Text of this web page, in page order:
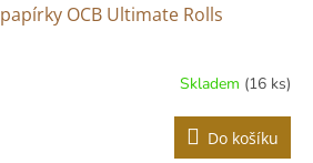
OCB Ultimate Rolls
Skladem (16 ks)
Do košíku